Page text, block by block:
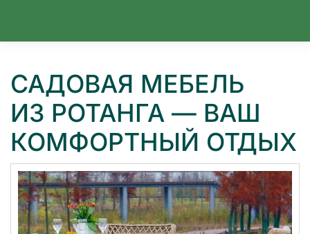
Перейти к содержимому
САДОВАЯ МЕБЕЛЬ
ИЗ РОТАНГА — ВАШ
КОМФОРТНЫЙ ОТДЫХ